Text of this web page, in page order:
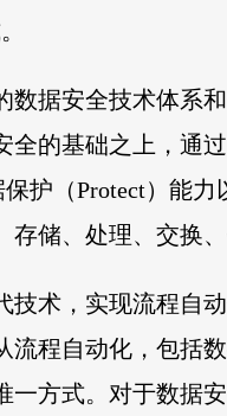
数据安全技术体系
全的基础之上，通
保护（Protect）能
存储、处理、交换
技术，实现流程自
流程自动化，包括
一方式。对于数据